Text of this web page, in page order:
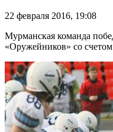
22 февраля 2016, 19:08
Мурманская команда
«Оружейников» со